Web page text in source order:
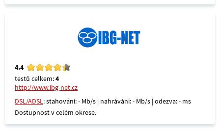
4.4
testů celkem:4
http://www.ibg-net.cz
DSL/ADSL: stahování: - Mb/s | nahrávání: - Mb/s | odezva: - ms
Dostupnost v celém okrese.